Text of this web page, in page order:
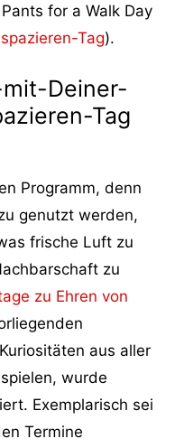
for a Walk Day
Tag).
Deiner-
Tag
Programm, denn
genutzt werden,
frische Luft zu
zu
zu Ehren von
aus aller
wurde
Exemplarisch sei
Termine